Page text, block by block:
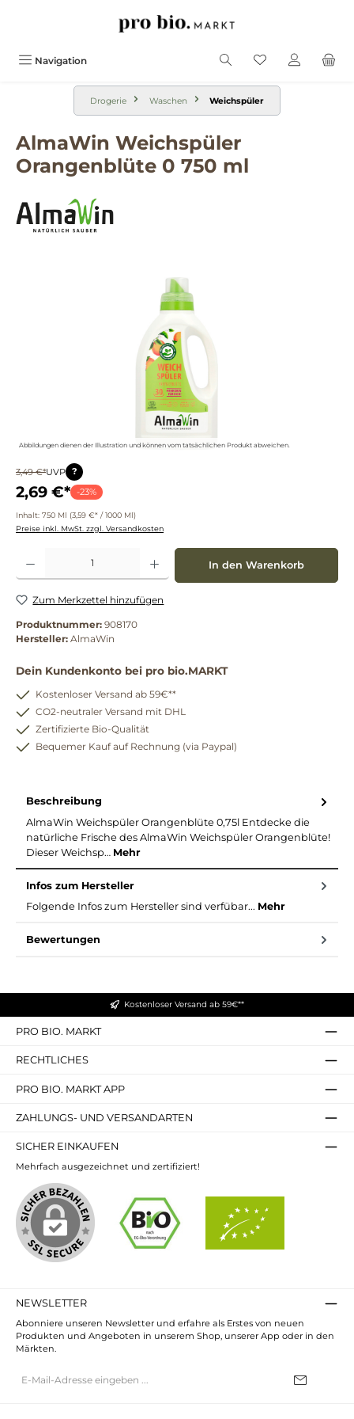
Navigation
Drogerie Waschen Weichspüler
AlmaWin Weichspüler
Orangenblüte 0 750 ml
Abbildungen dienen der Illustration und können vom tatsächlichen Produkt abweichen.
3,49 €*UVP ?
2,69 €* -23%
Inhalt: 750 Ml (3,59 €* / 1000 Ml)
Preise inkl. MwSt. zzgl. Versandkosten
Produkt Anzahl: Gib den gewünschten Wert ein oder benutze die Schaltflächen um
In den Warenkorb
Zum Merkzettel hinzufügen
Produktnummer: 908170
Hersteller: AlmaWin
Dein Kundenkonto bei pro bio.MARKT
Kostenloser Versand ab 59€**
CO2-neutraler Versand mit DHL
Zertifizierte Bio-Qualität
Bequemer Kauf auf Rechnung (via Paypal)
Beschreibung
AlmaWin Weichspüler Orangenblüte 0,75l Entdecke die
natürliche Frische des AlmaWin Weichspüler Orangenblüte!
Dieser Weichsp… Mehr
Infos zum Hersteller
Folgende Infos zum Hersteller sind verfübar... Mehr
Bewertungen
Kostenloser Versand ab 59€**
PRO BIO. MARKT
RECHTLICHES
PRO BIO. MARKT APP
ZAHLUNGS- UND VERSANDARTEN
SICHER EINKAUFEN
Mehrfach ausgezeichnet und zertifiziert!
NEWSLETTER
Abonniere unseren Newsletter und erfahre als Erstes von neuen
Produkten und Angeboten in unserem Shop, unserer App oder in den
Märkten.
Mail-